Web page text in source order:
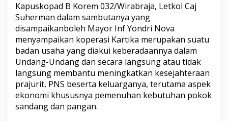
o
t
a
T
a
h
u
n
a
n
T
Kapuskopad B Korem 032/Wirabraja, Letkol Caj
Suherman dalam sambutanya yang
disampaikanboleh Mayor Inf Yondri Nova
menyampaikan koperasi Kartika merupakan suatu
badan usaha yang diakui keberadaannya dalam
Undang-Undang dan secara langsung atau tidak
langsung membantu meningkatkan kesejahteraan
prajurit, PNS beserta keluarganya, terutama aspek
ekonomi khususnya pemenuhan kebutuhan pokok
sandang dan pangan.